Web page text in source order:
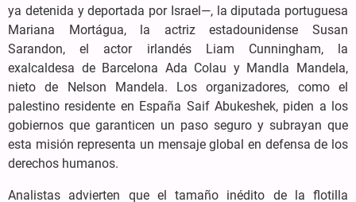
ya detenida y deportada por Israel—, la diputada portuguesa
Mariana Mortágua, la actriz estadounidense Susan
Sarandon, el actor irlandés Liam Cunningham, la
exalcaldesa de Barcelona Ada Colau y Mandla Mandela,
nieto de Nelson Mandela. Los organizadores, como el
palestino residente en España Saif Abukeshek, piden a los
gobiernos que garanticen un paso seguro y subrayan que
esta misión representa un mensaje global en defensa de los
derechos humanos.
Analistas advierten que el tamaño inédito de la flotilla